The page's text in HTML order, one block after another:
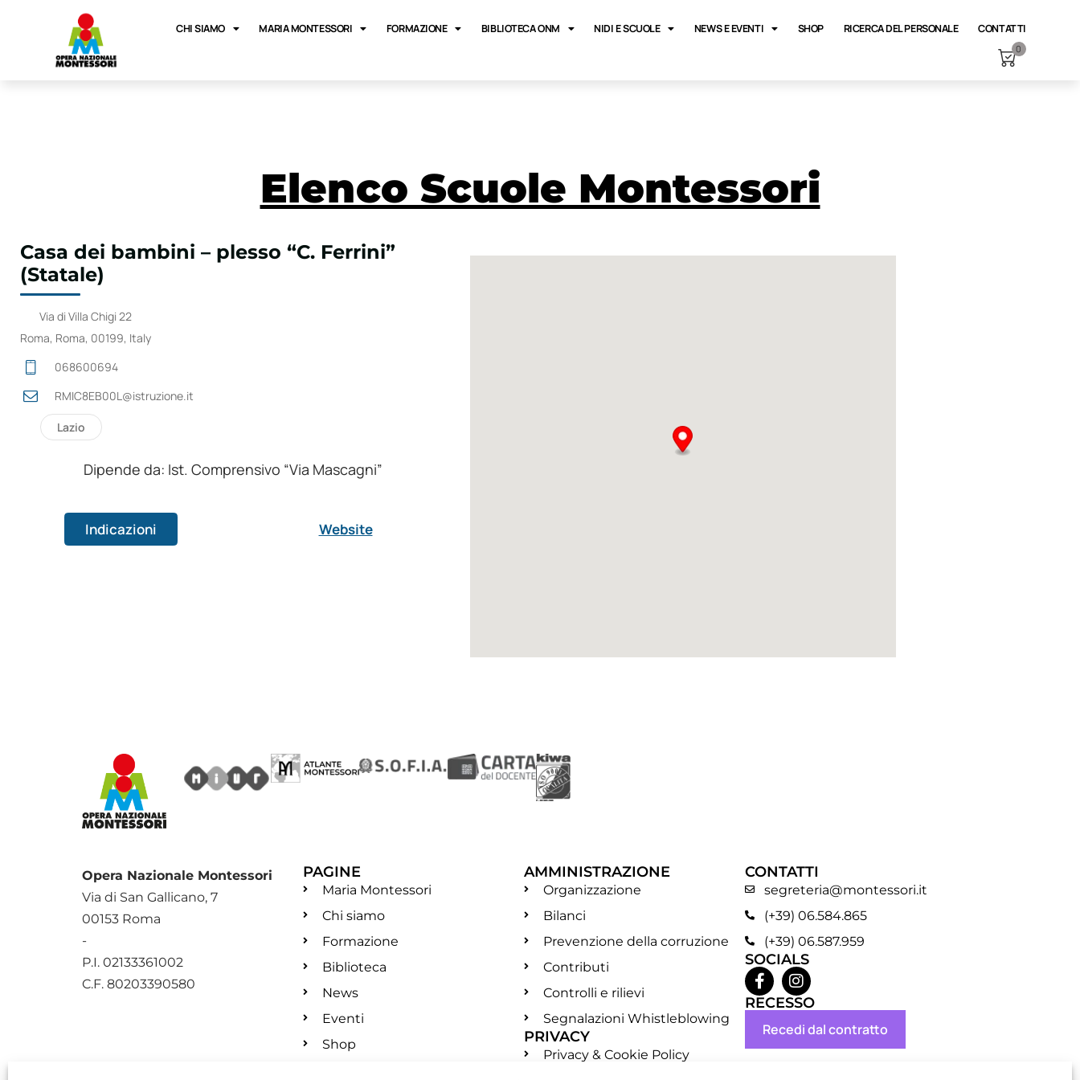
CHI SIAMO MARIA MONTESSORI FORMAZIONE BIBLIOTECA ONM NIDI E SCUOLE NEWS E EVENTI SHOP RICERCA DEL PERSONALE CONTATTI
0
Elenco Scuole Montessori
Casa dei bambini – plesso “C. Ferrini”
(Statale)
Via di Villa Chigi 22
Roma, Roma, 00199, Italy
068600694
RMIC8EB00L@istruzione.it
Lazio
Dipende da: Ist. Comprensivo “Via Mascagni”
Indicazioni Website
Opera Nazionale Montessori
Via di San Gallicano, 7
00153 Roma
-
P.I. 02133361002
C.F. 80203390580
PAGINE
Maria Montessori
Chi siamo
Formazione
Biblioteca
News
Eventi
Shop
AMMINISTRAZIONE
Organizzazione
Bilanci
Prevenzione della corruzione
Contributi
Controlli e rilievi
Segnalazioni Whistleblowing
PRIVACY
Privacy & Cookie Policy
CONTATTI
segreteria@montessori.it
(+39) 06.584.865
(+39) 06.587.959
SOCIALS
RECESSO
Recedi dal contratto